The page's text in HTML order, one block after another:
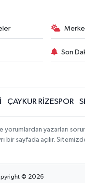
Son
ÇAYKUR RİZESPOR
yorumlardan yazarları
bir sayfada açılır.
© 2026